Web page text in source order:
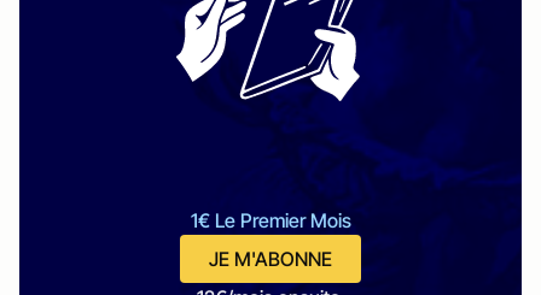
1€ Le Premier Mois
JE M'ABONNE